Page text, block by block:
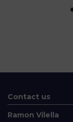
Contact us
Ramon Vilella